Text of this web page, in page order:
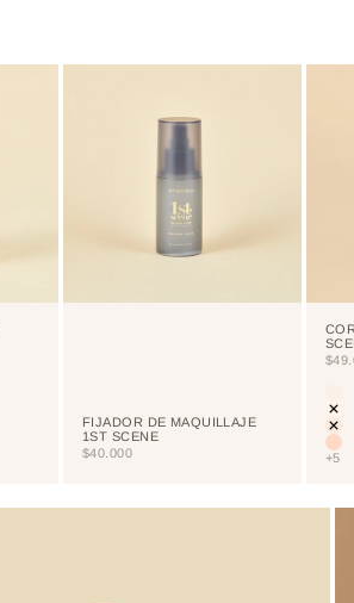
FIJADOR DE MAQUILLAJE
1ST SCENE
PRECIO DE OFERTA
$40.000 +5